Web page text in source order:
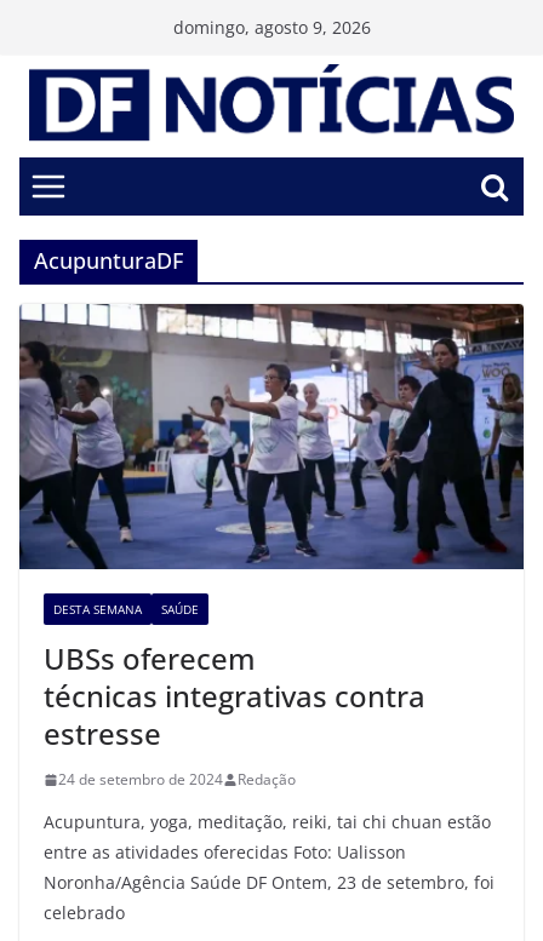
conteúdo
domingo, agosto 9, 2026
AcupunturaDF
DESTA SEMANA SAÚDE
UBSs oferecem
técnicas integrativas contra
estresse
24 de setembro de 2024 Redação
Acupuntura, yoga, meditação, reiki, tai chi chuan estão
entre as atividades oferecidas Foto: Ualisson
Noronha/Agência Saúde DF Ontem, 23 de setembro, foi
celebrado